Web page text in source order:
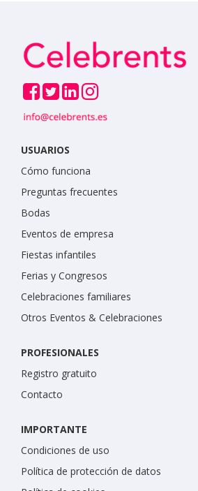
USUARIOS
Cómo funciona
Preguntas frecuentes
Bodas
Eventos de empresa
Fiestas infantiles
Ferias y Congresos
Celebraciones familiares
Otros Eventos & Celebraciones
PROFESIONALES
Registro gratuito
Contacto
IMPORTANTE
Condiciones de uso
Política de protección de datos